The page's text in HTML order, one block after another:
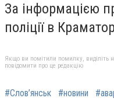
За інформацією
поліції в
Якщо ви помітили помилку, виділіть
повідомити про це редакцію
#Слов’янськ #новини